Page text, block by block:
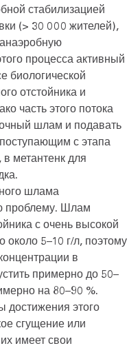
стабилизацией
(> 30 000 жителей),
процесса активный
биологической
отстойника и
часть этого потока
шлам и подавать
с этапа
метантенк для
шлама
проблему. Шлам
с очень высокой
5–10 г/л, поэтому
в
примерно до 50–
на 80–90 %.
достижения этого
сгущение или
имеет свои